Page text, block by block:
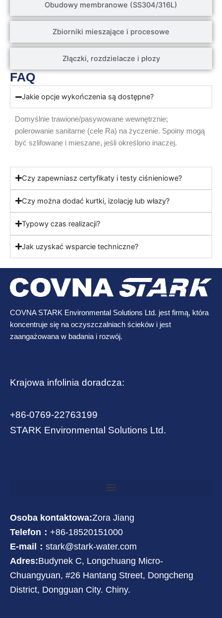
Obudowy membranowe (SS304/316L)
Zbiorniki mieszające i procesowe
Złączki, rozdzielacze i płozy
FAQ
Jakie opcje wykończenia są dostępne?
Domyślnie trawione/pasywowane wewnętrznie;
polerowanie sanitarne (cele Ra) na życzenie. Spoiny mogą
być szlifowane i mieszane, jeśli określono inaczej.
Czy zapewniasz certyfikaty i testy ciśnieniowe?
Czy można dodać kurtki, izolację lub włazy?
Typowy czas realizacji?
Jak uzyskać wsparcie techniczne?
COVNA STARK Environmental Solutions Ltd. jest firmą, która
koncentruje się na oczyszczalniach ścieków i jest
zaangażowana w badania i rozwój.
Krajowa infolinia doradcza:
+86-0769-22763199
STARK Environmental Solutions Ltd.
Osoba kontaktowa:Zora Jiang
Telefon： +86-18520151000
E-mail： stark@stark-water.com
Adres:Budynek C, Longchuang Micro-
Chuangyuan, #26 Hantang Street, Dongcheng
District, Dongguan City. Chiny.